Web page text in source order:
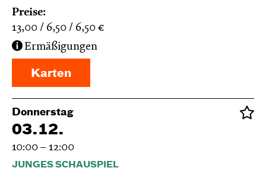
Preise:
13,00
6,50 6,50 €
Ermäßigungen
Karten
Donnerstag
03.12.
10:00 – 12:00
JUNGES SCHAUSPIEL